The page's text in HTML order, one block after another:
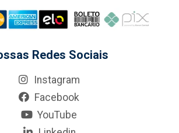
Redes Sociais
Instagram
Facebook
YouTube